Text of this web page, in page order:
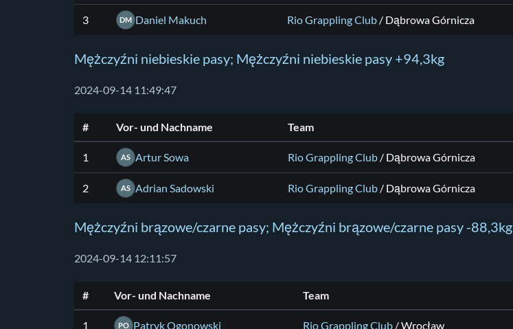
3 DM Daniel Makuch Rio Grappling Club / Dąbrowa Górnicza
Mężczyźni niebieskie pasy; Mężczyźni niebieskie pasy +94,3kg
2024-09-14 11:49:47
# Vor- und Nachname Team
1 AS Artur Sowa Rio Grappling Club / Dąbrowa Górnicza
2 AS Adrian Sadowski Rio Grappling Club / Dąbrowa Górnicza
Mężczyźni brązowe/czarne pasy; Mężczyźni brązowe/czarne pasy -88,3kg
2024-09-14 12:11:57
# Vor- und Nachname Team
1 PO Patryk Ogonowski Rio Grappling Club / Wrocław